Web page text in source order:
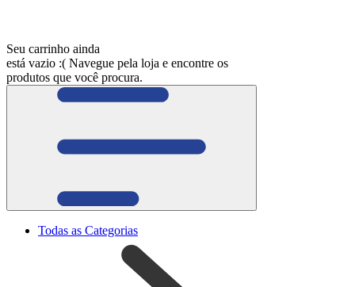
Seu carrinho ainda
está vazio :( Navegue pela loja e encontre os
produtos que você procura.
Todas as Categorias